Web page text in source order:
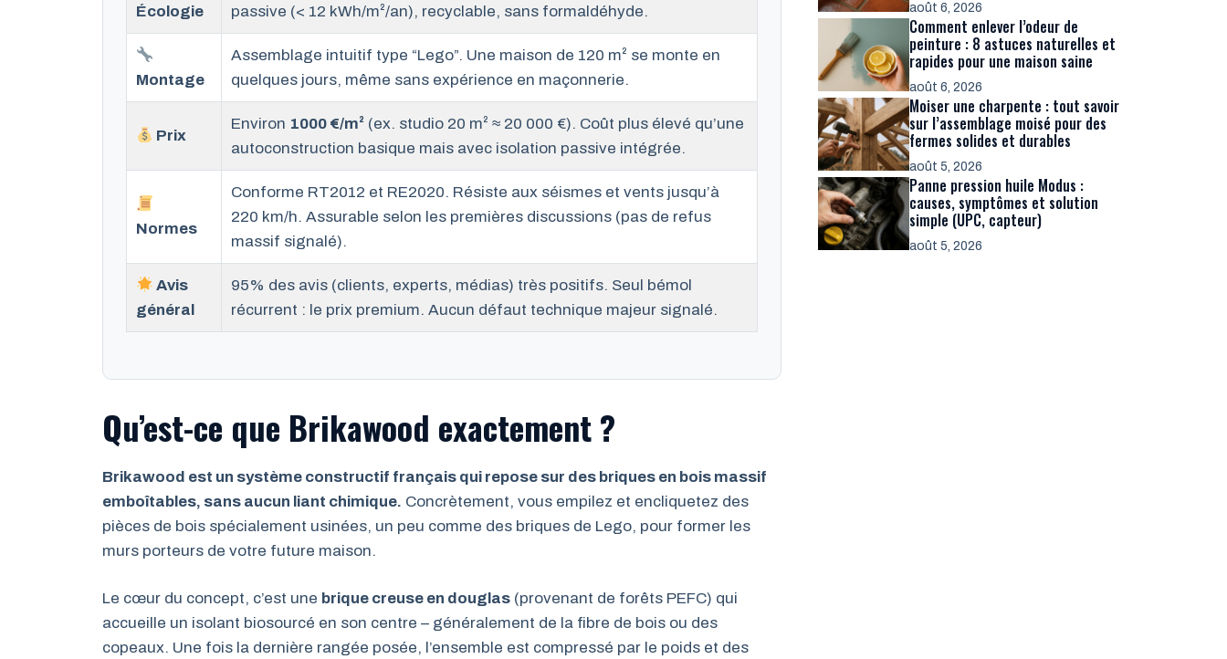
Écologie
passive (< 12 kWh/m²/an), recyclable, sans formaldéhyde.
Montage
Assemblage intuitif type “Lego”. Une maison de 120 m² se monte en
quelques jours, même sans expérience en maçonnerie.
Prix
Environ 1000 €/m² (ex. studio 20 m² ≈ 20 000 €). Coût plus élevé qu’une
autoconstruction basique mais avec isolation passive intégrée.
Normes
Conforme RT2012 et RE2020. Résiste aux séismes et vents jusqu’à
220 km/h. Assurable selon les premières discussions (pas de refus
massif signalé).
Avis
général
95% des avis (clients, experts, médias) très positifs. Seul bémol
récurrent : le prix premium. Aucun défaut technique majeur signalé.
Qu’est-ce que Brikawood exactement ?
Brikawood est un système constructif français qui repose sur des briques en bois massif
emboîtables, sans aucun liant chimique. Concrètement, vous empilez et encliquetez des
pièces de bois spécialement usinées, un peu comme des briques de Lego, pour former les
murs porteurs de votre future maison.
Le cœur du concept, c’est une brique creuse en douglas (provenant de forêts PEFC) qui
accueille un isolant biosourcé en son centre – généralement de la fibre de bois ou des
copeaux. Une fois la dernière rangée posée, l’ensemble est compressé par le poids et des
août 6, 2026
Comment enlever l’odeur de
peinture : 8 astuces naturelles et
rapides pour une maison saine
août 6, 2026
Moiser une charpente : tout savoir
sur l’assemblage moisé pour des
fermes solides et durables
août 5, 2026
Panne pression huile Modus :
causes, symptômes et solution
simple (UPC, capteur)
août 5, 2026